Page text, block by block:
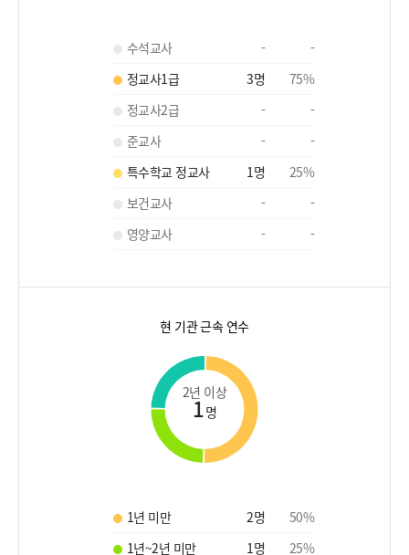
수석교사 -
-
정교사1급
3명 75%
정교사2급
-
-
준교사
-
-
특수학교 정교사
1명 25%
보건교사
-
-
영양교사
- -
현 기관 근속 연수
2년 이상
1명
1년 미만 2명 50%
1년~2년 미만
1명 25%